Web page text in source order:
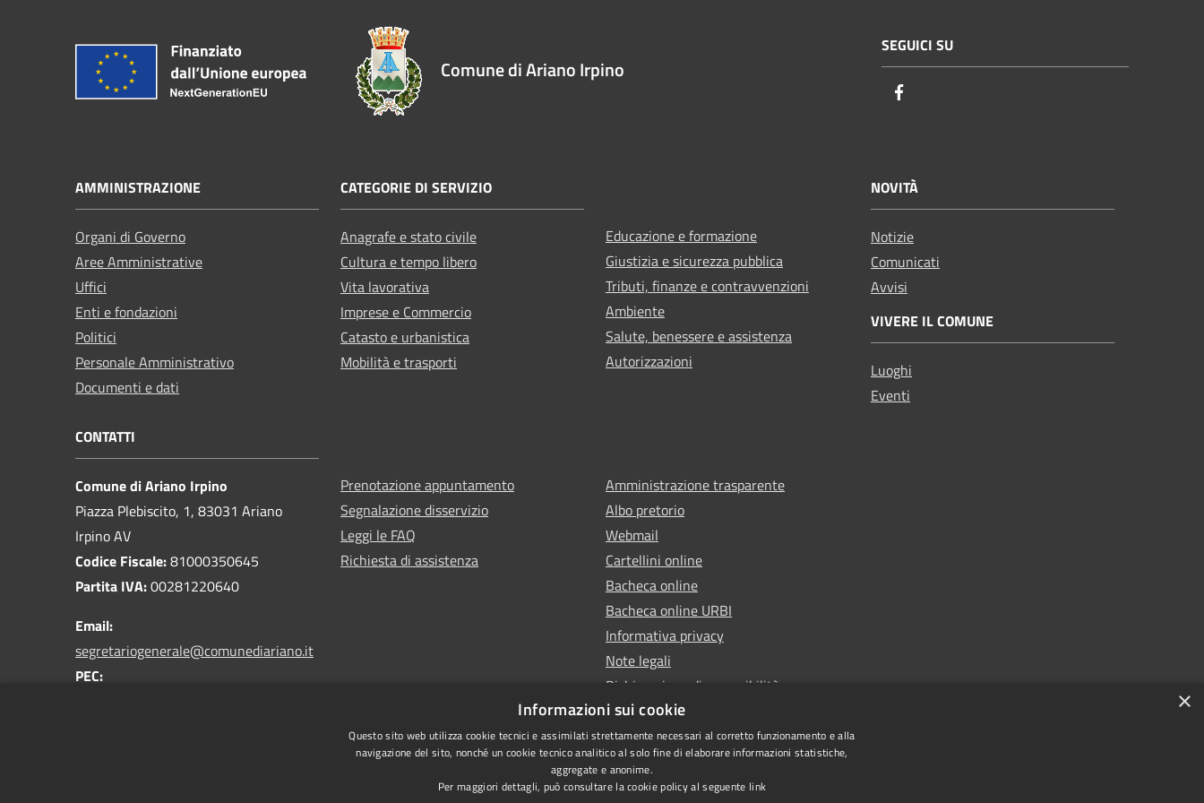
Comune di Ariano Irpino
SEGUICI SU
AMMINISTRAZIONE
Organi di Governo
Aree Amministrative
Uffici
Enti e fondazioni
Politici
Personale Amministrativo
Documenti e dati
CATEGORIE DI SERVIZIO
Anagrafe e stato civile
Cultura e tempo libero
Vita lavorativa
Imprese e Commercio
Catasto e urbanistica
Mobilità e trasporti
Educazione e formazione
Giustizia e sicurezza pubblica
Tributi, finanze e contravvenzioni
Ambiente
Salute, benessere e assistenza
Autorizzazioni
NOVITÀ
Notizie
Comunicati
Avvisi
VIVERE IL COMUNE
Luoghi
Eventi
CONTATTI
Comune di Ariano Irpino
Piazza Plebiscito, 1, 83031 Ariano
Irpino AV
Codice Fiscale:81000350645
Partita IVA:00281220640
Email:
segretariogenerale@comunediariano.it
PEC:
Prenotazione appuntamento
Segnalazione disservizio
Leggi le FAQ
Richiesta di assistenza
Amministrazione trasparente
Albo pretorio
Webmail
Cartellini online
Bacheca online
Bacheca online URBI
Informativa privacy
Note legali
Dichiarazione di accessibilità
×
Informazioni sui cookie
Questo sito web utilizza cookie tecnici e assimilati strettamente necessari al corretto funzionamento e alla
navigazione del sito, nonché un cookie tecnico analitico al solo fine di elaborare informazioni statistiche,
aggregate e anonime.
Per maggiori dettagli, può consultare la cookie policy al seguente link